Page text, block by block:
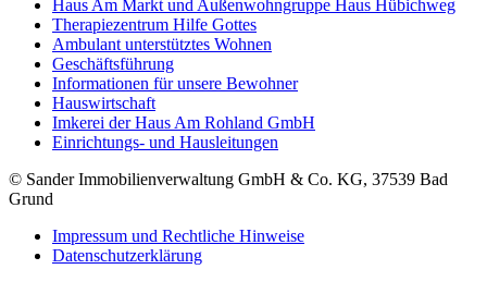
Haus Am Markt und Außenwohngruppe Haus Hübichweg
Therapiezentrum Hilfe Gottes
Ambulant unterstütztes Wohnen
Geschäftsführung
Informationen für unsere Bewohner
Hauswirtschaft
Imkerei der Haus Am Rohland GmbH
Einrichtungs- und Hausleitungen
© Sander Immobilienverwaltung GmbH & Co. KG, 37539 Bad
Grund
Impressum und Rechtliche Hinweise
Datenschutzerklärung